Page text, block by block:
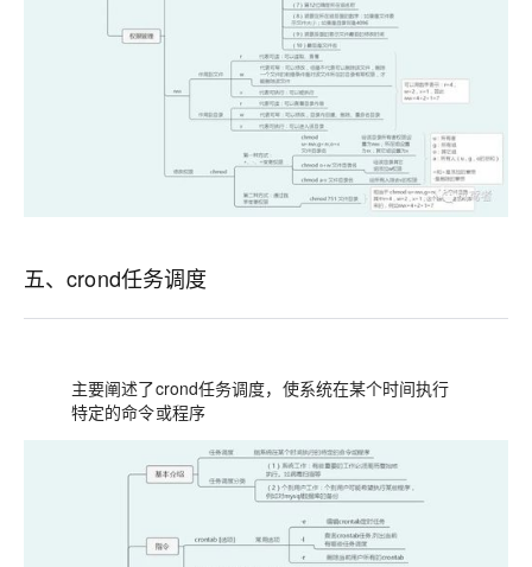
五、crond任务调度
主要阐述了crond任务调度，使系统在某个时间执行
特定的命令或程序